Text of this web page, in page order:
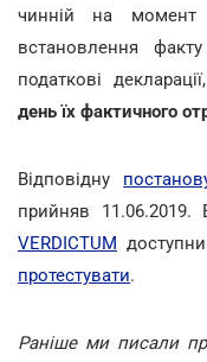
чинній на момент
встановлення факту
податкові
день їх фактичного
Відповідну
прийняв 11.06.2019.
VERDICTUM
протестувати.
Раніше ми писали